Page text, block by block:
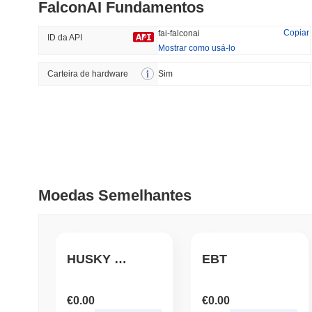
#215 #547
Tendências
FalconAI Fundamentos
ID da API fai-falconai
Copiar
Mostrar como usá-lo
Carteira de hardware Sim
Moedas Semelhantes
HUSKY INU
€0.00
EBT
€0.00